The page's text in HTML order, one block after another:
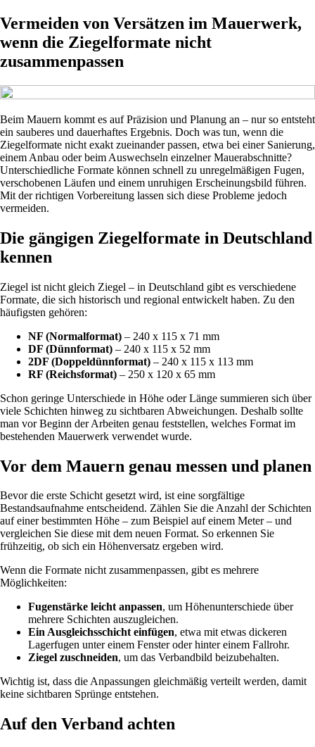
Vermeiden von Versätzen im Mauerwerk,
wenn die Ziegelformate nicht
zusammenpassen
Beim Mauern kommt es auf Präzision und Planung an – nur so entsteht
ein sauberes und dauerhaftes Ergebnis. Doch was tun, wenn die
Ziegelformate nicht exakt zueinander passen, etwa bei einer Sanierung,
einem Anbau oder beim Auswechseln einzelner Mauerabschnitte?
Unterschiedliche Formate können schnell zu unregelmäßigen Fugen,
verschobenen Läufen und einem unruhigen Erscheinungsbild führen.
Mit der richtigen Vorbereitung lassen sich diese Probleme jedoch
vermeiden.
Die gängigen Ziegelformate in Deutschland
kennen
Ziegel ist nicht gleich Ziegel – in Deutschland gibt es verschiedene
Formate, die sich historisch und regional entwickelt haben. Zu den
häufigsten gehören:
NF (Normalformat) – 240 x 115 x 71 mm
DF (Dünnformat) – 240 x 115 x 52 mm
2DF (Doppeldünnformat) – 240 x 115 x 113 mm
RF (Reichsformat) – 250 x 120 x 65 mm
Schon geringe Unterschiede in Höhe oder Länge summieren sich über
viele Schichten hinweg zu sichtbaren Abweichungen. Deshalb sollte
man vor Beginn der Arbeiten genau feststellen, welches Format im
bestehenden Mauerwerk verwendet wurde.
Vor dem Mauern genau messen und planen
Bevor die erste Schicht gesetzt wird, ist eine sorgfältige
Bestandsaufnahme entscheidend. Zählen Sie die Anzahl der Schichten
auf einer bestimmten Höhe – zum Beispiel auf einem Meter – und
vergleichen Sie diese mit dem neuen Format. So erkennen Sie
frühzeitig, ob sich ein Höhenversatz ergeben wird.
Wenn die Formate nicht zusammenpassen, gibt es mehrere
Möglichkeiten:
Fugenstärke leicht anpassen, um Höhenunterschiede über
mehrere Schichten auszugleichen.
Ein Ausgleichsschicht einfügen, etwa mit etwas dickeren
Lagerfugen unter einem Fenster oder hinter einem Fallrohr.
Ziegel zuschneiden, um das Verbandbild beizubehalten.
Wichtig ist, dass die Anpassungen gleichmäßig verteilt werden, damit
keine sichtbaren Sprünge entstehen.
Auf den Verband achten